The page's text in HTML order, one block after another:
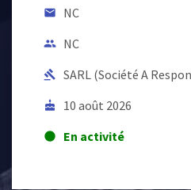
email NC
people NC
gavel SARL (Société A
cake 10 août 2026
lens En activité